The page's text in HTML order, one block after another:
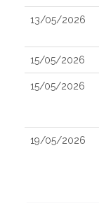
13/05/2026
15/05/2026
15/05/2026
19/05/2026